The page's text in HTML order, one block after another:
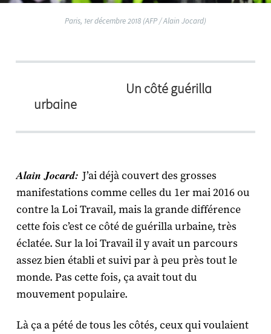
Paris, 1er décembre 2018 (AFP / Alain Jocard)
Un côté guérilla
urbaine
Alain Jocard: J’ai déjà couvert des grosses
manifestations comme celles du 1ermai 2016 ou
contre la Loi Travail, mais la grande différence
cette fois c’est ce côté de guérilla urbaine, très
éclatée. Sur la loi Travail il y avait un parcours
assez bien établi et suivi par à peu près tout le
monde. Pas cette fois, ça avait tout du
mouvement populaire.
Là ça a pété de tous les côtés, ceux qui voulaient